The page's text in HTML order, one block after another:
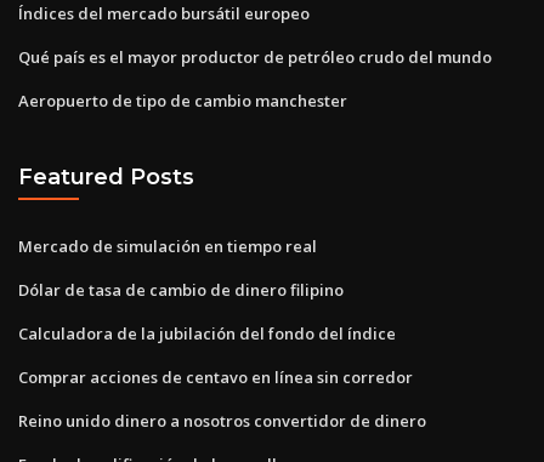
Índices del mercado bursátil europeo
Qué país es el mayor productor de petróleo crudo del mundo
Aeropuerto de tipo de cambio manchester
Featured Posts
Mercado de simulación en tiempo real
Dólar de tasa de cambio de dinero filipino
Calculadora de la jubilación del fondo del índice
Comprar acciones de centavo en línea sin corredor
Reino unido dinero a nosotros convertidor de dinero